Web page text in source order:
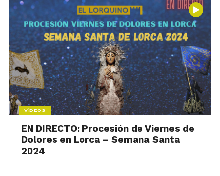
VÍDEOS
EN DIRECTO: Procesión de Viernes de
Dolores en Lorca – Semana Santa
2024